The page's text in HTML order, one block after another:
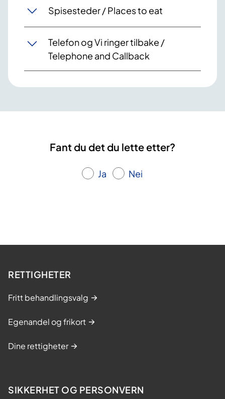
Spisesteder / Places to eat
Telefon og Vi ringer tilbake /
Telephone and Callback
Fant du det du lette etter?
Ja Nei
RETTIGHETER
Fritt behandlingsvalg
Egenandel og frikort
Dine rettigheter
SIKKERHET OG PERSONVERN